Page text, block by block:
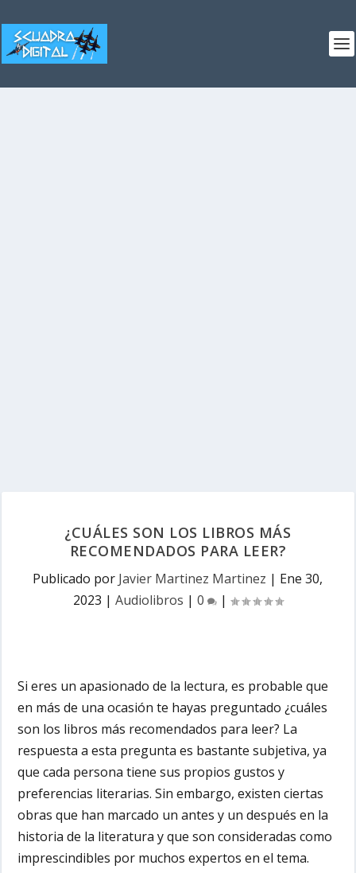
¿CUÁLES SON LOS LIBROS MÁS
RECOMENDADOS PARA LEER?
Publicado por Javier Martinez Martinez | Ene 30,
2023 | Audiolibros | 0 |
Si eres un apasionado de la lectura, es probable que
en más de una ocasión te hayas preguntado ¿cuáles
son los libros más recomendados para leer? La
respuesta a esta pregunta es bastante subjetiva, ya
que cada persona tiene sus propios gustos y
preferencias literarias. Sin embargo, existen ciertas
obras que han marcado un antes y un después en la
historia de la literatura y que son consideradas como
imprescindibles por muchos expertos en el tema.